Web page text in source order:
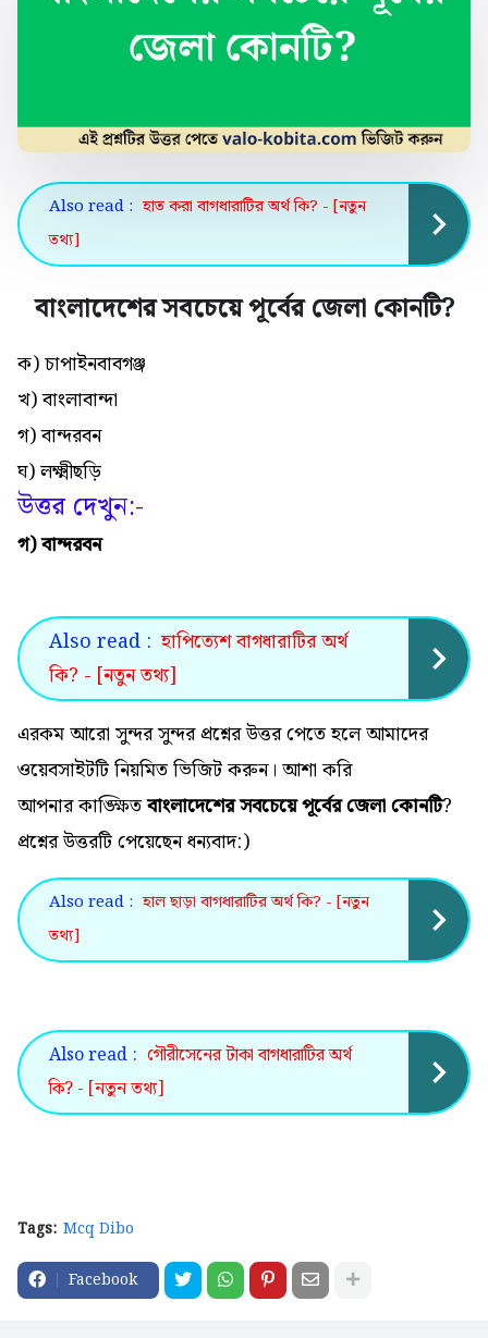
Also read : হাত করা বাগধারাটির অর্থ কি? - [নতুন
তথ্য]
বাংলাদেশের সবচেয়ে পূর্বের জেলা কোনটি?
ক) চাপাইনবাবগঞ্জ
খ) বাংলাবান্দা
গ) বান্দরবন
ঘ) লক্ষ্মীছড়ি
উত্তর দেখুন:-
গ) বান্দরবন
Also read : হাপিত্যেশ বাগধারাটির অর্থ
কি? - [নতুন তথ্য]
এরকম আরো সুন্দর সুন্দর প্রশ্নের উত্তর পেতে হলে আমাদের
ওয়েবসাইটটি নিয়মিত ভিজিট করুন। আশা করি
আপনার কাঙ্ক্ষিতবাংলাদেশের সবচেয়ে পূর্বের জেলা কোনটি?
প্রশ্নের উত্তরটি পেয়েছেন ধন্যবাদ:)
Also read : হাল ছাড়া বাগধারাটির অর্থ কি? - [নতুন
তথ্য]
Also read : গৌরীসেনের টাকা বাগধারাটির অর্থ
কি? - [নতুন তথ্য]
Tags: Mcq Dibo
Facebook